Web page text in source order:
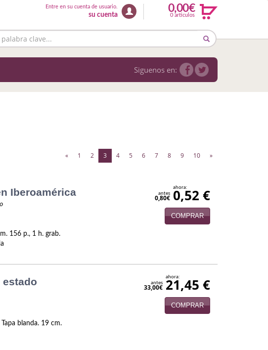
Entre en su cuenta de usuario.
su cuenta
0,00€
0 articulos
Siguenos en:
« 1 2 3 (current)
4 5 6 7 8 9 10 »
Iberoamérica
156 p., 1 h. grab.
antes
0,80€
ahora:
0,52 €
COMPRAR
blanda. 19 cm.
antes
33,00€
ahora:
21,45 €
COMPRAR